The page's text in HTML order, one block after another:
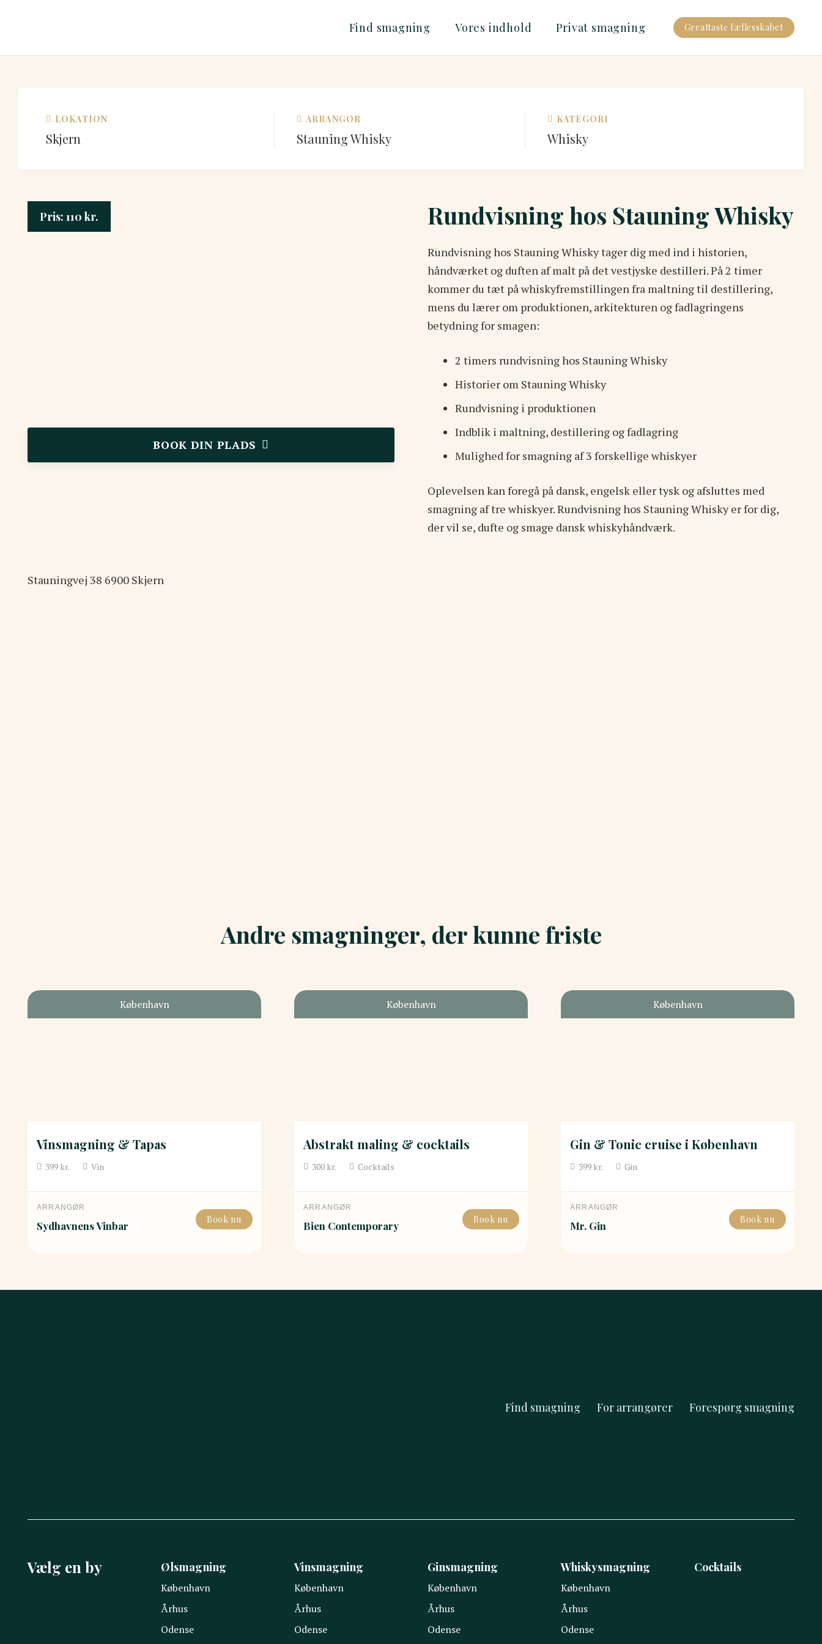
Find smagning Vores indhold Privat smagning Greattaste fællesskabet
LOKATION
Skjern
ARRANGØR
Stauning Whisky
KATEGORI
Whisky
Pris: 110 kr.
BOOK DIN PLADS
Rundvisning hos Stauning Whisky
Rundvisning hos Stauning Whisky tager dig med ind i historien,
håndværket og duften af malt på det vestjyske destilleri. På 2 timer
kommer du tæt på whiskyfremstillingen fra maltning til destillering,
mens du lærer om produktionen, arkitekturen og fadlagringens
betydning for smagen:
2 timers rundvisning hos Stauning Whisky
Historier om Stauning Whisky
Rundvisning i produktionen
Indblik i maltning, destillering og fadlagring
Mulighed for smagning af 3 forskellige whiskyer
Oplevelsen kan foregå på dansk, engelsk eller tysk og afsluttes med
smagning af tre whiskyer. Rundvisning hos Stauning Whisky er for dig,
der vil se, dufte og smage dansk whiskyhåndværk.
Stauningvej 38 6900 Skjern
Andre smagninger, der kunne friste
København
Vinsmagning & Tapas
399kr. Vin
ARRANGØR
Sydhavnens Vinbar Book nu
København
Abstrakt maling & cocktails
300kr. Cocktails
ARRANGØR
Bien Contemporary Book nu
København
Gin & Tonic cruise i København
399kr. Gin
ARRANGØR
Mr. Gin Book nu
Find smagning For arrangører Forespørg smagning
Vælg en by Ølsmagning
København
Århus
Odense
Vinsmagning
København
Århus
Odense
Ginsmagning
København
Århus
Odense
Whiskysmagning
København
Århus
Odense
Cocktails